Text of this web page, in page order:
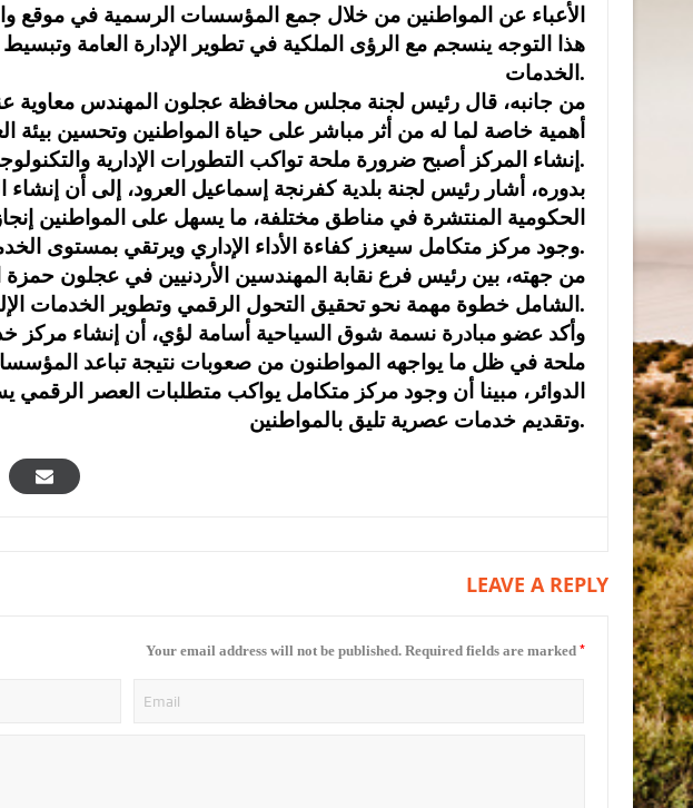
الأعباء عن المواطنين من خلال جمع المؤسسات الرسمية في موقع
هذا التوجه ينسجم مع الرؤى الملكية في تطوير الإدارة العامة
الخدمات.
من جانبه، قال رئيس لجنة مجلس محافظة عجلون المهندس معاوية
أهمية خاصة لما له من أثر مباشر على حياة المواطنين وتحسين بيئة
إنشاء المركز أصبح ضرورة ملحة تواكب التطورات الإدارية والتكنولوجية في تقديم الخدمات الحكومية.
بدوره، أشار رئيس لجنة بلدية كفرنجة إسماعيل العرود، إلى أن
الحكومية المنتشرة في مناطق مختلفة، ما يسهل على المواطنين
وجود مركز متكامل سيعزز كفاءة الأداء الإداري ويرتقي بمستوى الخدمة العامة.
من جهته، بين رئيس فرع نقابة المهندسين الأردنيين في عجلون
الشامل خطوة مهمة نحو تحقيق التحول الرقمي وتطوير الخدمات الإلكترونية في المحافظة.
وأكد عضو مبادرة نسمة شوق السياحية أسامة لؤي، أن إنشاء
ملحة في ظل ما يواجهه المواطنون من صعوبات نتيجة تباعد
الدوائر، مبينا أن وجود مركز متكامل يواكب متطلبات العصر الرقمي
وتقديم خدمات عصرية تليق بالمواطنين.
LEAVE A REPLY
Your email address will not be published. Required fields are marked *